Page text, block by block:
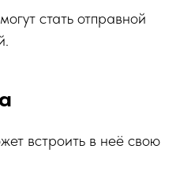
стать отправной
встроить в неё свою